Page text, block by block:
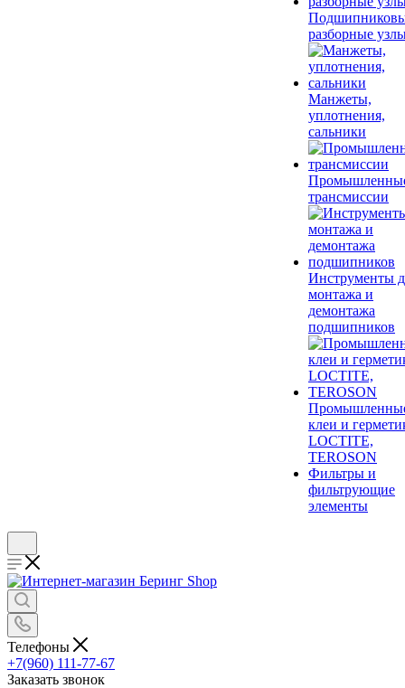
разборные
Манжеты,
уплотнения,
сальники
трансмиссии
Инструменты
монтажа и
демонтажа
подшипников
клеи и
LOCTITE,
TEROSON
Фильтры и
фильтрующие
элементы
Телефоны
+7(960) 111-77-67
Заказать звонок